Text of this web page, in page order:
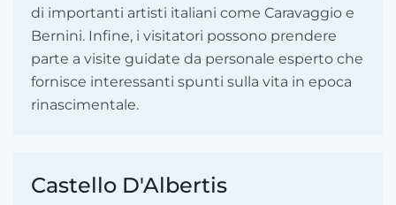
di importanti artisti italiani come Caravaggio e
Bernini. Infine, i visitatori possono prendere
parte a visite guidate da personale esperto che
fornisce interessanti spunti sulla vita in epoca
rinascimentale.
Castello D'Albertis